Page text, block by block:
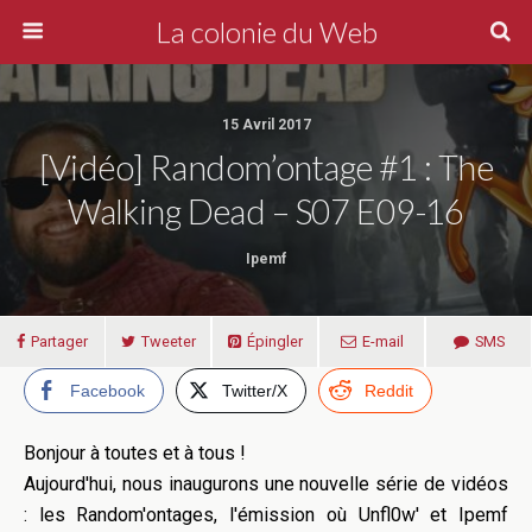
La colonie du Web
15 Avril 2017
[Vidéo] Random’ontage #1 : The
Walking Dead – S07 E09-16
Ipemf
Partager Tweeter Épingler E-mail SMS
Facebook Twitter/X Reddit
Bonjour à toutes et à tous !
Aujourd'hui, nous inaugurons une nouvelle série de vidéos
: les Random'ontages, l'émission où Unfl0w' et Ipemf